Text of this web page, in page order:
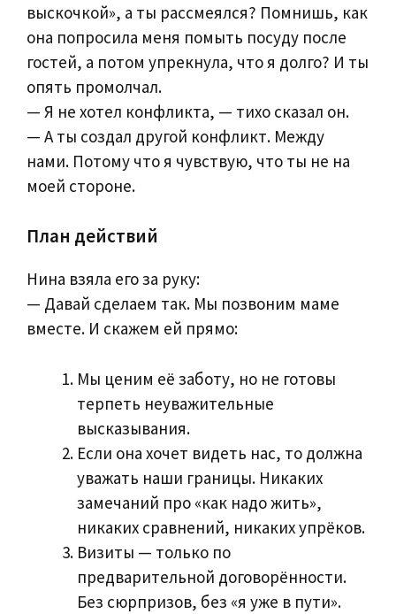
выскочкой», а ты рассмеялся? Помнишь, как
она попросила меня помыть посуду после
гостей, а потом упрекнула, что я долго? И ты
опять промолчал.
— Я не хотел конфликта, — тихо сказал он.
— А ты создал другой конфликт. Между
нами. Потому что я чувствую, что ты не на
моей стороне.
План действий
Нина взяла его за руку:
— Давай сделаем так. Мы позвоним маме
вместе. И скажем ей прямо:
Мы ценим её заботу, но не готовы
терпеть неуважительные
высказывания.
Если она хочет видеть нас, то должна
уважать наши границы. Никаких
замечаний про «как надо жить»,
никаких сравнений, никаких упрёков.
Визиты — только по
предварительной договорённости.
Без сюрпризов, без «я уже в пути».